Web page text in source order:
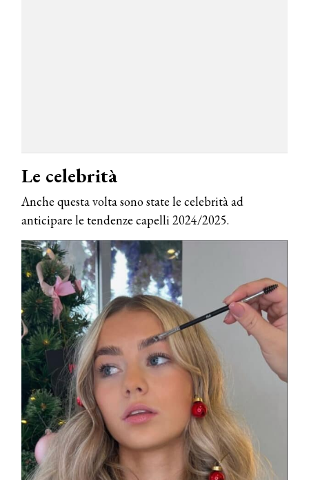
Le celebrità
Anche questa volta sono state le celebrità ad
anticipare le tendenze capelli 2024/2025.
COSMOPROF WORLDWIDE BOLOGNA
Cosmprof Worldwide Bologna
presenta THE BEAUTY &
WELLNESS CONGRESS 2022: I
TEMI